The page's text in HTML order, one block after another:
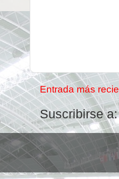
Entrada más
Suscribirse